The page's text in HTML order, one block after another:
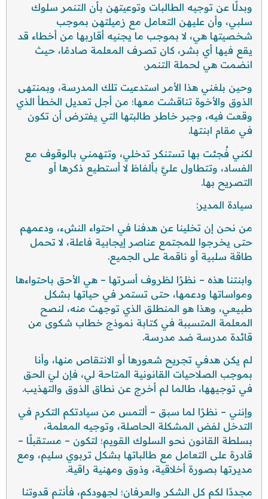
وبدلًا عن توجيه الطالبات وتوعيتهن بأن التنمر سلوك
سلبي، وأن عليهن التعامل مع زميلتهن بموجب
شخصيتها هي، لا بموجب ما يجنيه أقاربها من أخطاء قد
يقع فيها أي بشر، كان تصرف المعلمة صادمًا، حيث
انضمت هي لحملة التنمر.
وحين بلغني هذا الأمر استدعيت تلك المدرسة، وبمنتهى
الذوق والأخوة تناقشت معها؛ من أجل تعديل الخطأ الذي
وقعت فيه، وجبر خاطر طالبتها التي يفترض أن تكون
في مقام ابنتها.
لكني فُجئت بها تستنكر تدخلي، وتتهمني بالوقوف مع
الفساد، وتتطاول عليَّ بألفاظ لا أستطيع ذكرها أو
التصريح بها.
سيادة المدير:
من نحن إن تخلينا عن هدفنا في احتواء النشء، ودعمهم
حتى يخرجوا للمجتمع عناصر إيجابية فاعلة، لا تحمل
طاقة سلبية أو ناقمة على الجميع.
وابنتنا هذه – نظرًا لظروف أسرتها – هي الأحق باحتواءها
ومواساتها ودعمها، حتى تستمر في حياتها بشكل
طبيعي، وهذا هو المنطلق الذي توجهت منه، لنصح
المعلمة المتسببة في كتابة نموذج خطاب شكوى من
قائدة مدرسة ضد مدرسة.
لم يكن هدفي تجريح شعورها أو الانتقاص منها، وأنا
بموجب الصلاحيات القانونية المتاحة لي، فإن ليَ الحق
في توجيهها، طالما لم أخرج عن نطاق الذوق والتهذيب.
وإنني – نظرًا لما سبق – ألتمس من سيادتكم التكرم في
التدخل لفض المشكلة الحاصلة، وتوجيه المعلمة،
بسلطة القانون نحو السلوك القويم؛ لتكون – مستقبلًا –
قادرة على التعامل مع طالباتها بشكل تربوي سليم، ومع
مديرتها بصورة أخلاقية، وذوق ومهنية راقية.
مجددًا لكم كل الشكر والعرفان؛ لجهودكم، فأنتم قدوتنا